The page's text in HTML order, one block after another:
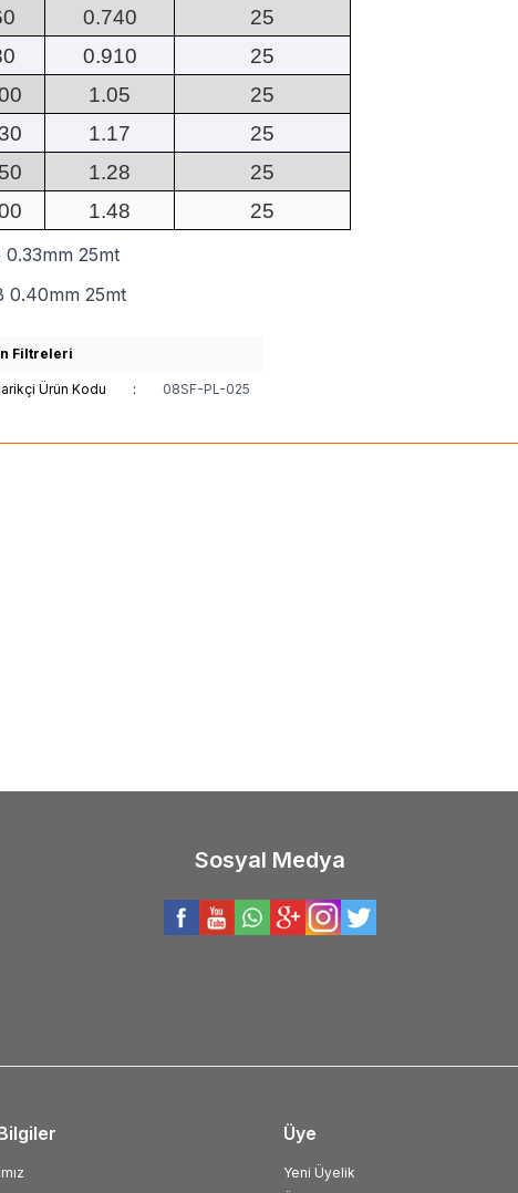
0.740
25
0.910
25
1.05
25
1.17
25
1.28
25
1.48 25
0.33mm 25mt
0.40mm 25mt
Filtreleri
Ürün Kodu : 08SF-PL-025
Sosyal Medya
Üye
Yeni Üyelik